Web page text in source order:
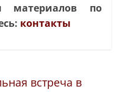
материалов по
контакты
встреча в